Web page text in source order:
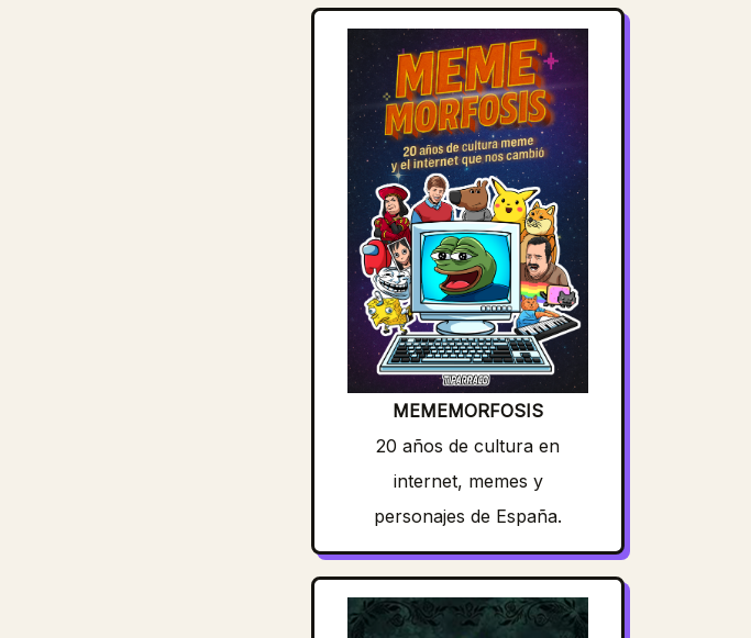
MEMEMORFOSIS
20 años de cultura en
internet, memes y
personajes de España.